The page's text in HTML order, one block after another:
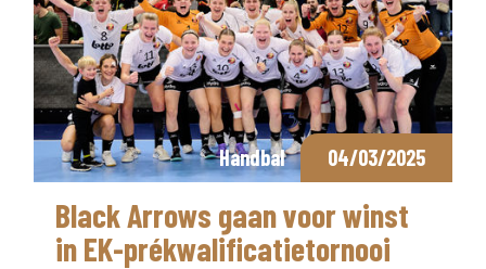
Handbal 04/03/2025
Black Arrows gaan voor winst
in EK-prékwalificatietornooi